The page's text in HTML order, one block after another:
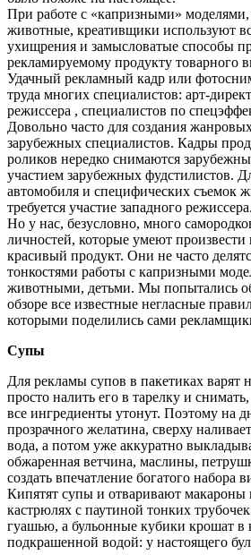
При работе с «капризными» моделями,
животные, креативщики используют
ухищрения и замысловатые способы
рекламируемому продукту товарного
Удачный рекламный кадр или
труда многих специалистов: арт-
режиссера , специалистов по
Довольно часто для создания
зарубежных специалистов. Кадры
роликов нередко снимаются
участием зарубежных фудстилистов.
автомобиля и специфических съемок
требуется участие западного режиссера.
Но у нас, безусловно, много
личностей, которые умеют
красивый продукт. Они не часто
тонкостями работы с капризными
животными, детьми. Мы попытались
обзоре все известные негласные
которыми поделились сами
Супы
Для рекламы супов в пакетиках варят
просто налить его в тарелку и
все ингредиенты утонут. Поэтому на
прозрачного желатина, сверху
вода, а потом уже аккуратно
обжаренная ветчина, маслины,
создать впечатление богатого набора
Кипятят супы и отваривают макароны
кастрюлях с паутиной тонких
гуашью, а бульонные кубики крошат в
подкрашенной водой: у настоящего